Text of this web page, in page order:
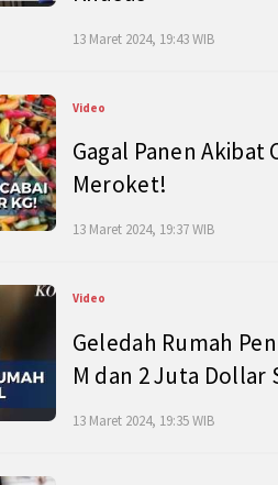
13 Maret 2024, 19:43 WIB
Video
Gagal Panen Akibat
Meroket!
13 Maret 2024, 19:37 WIB
Video
Geledah Rumah
M dan 2 Juta Dollar
13 Maret 2024, 19:35 WIB